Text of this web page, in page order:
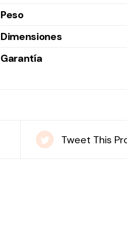
Peso
Dimensiones
Garantía
Tweet This